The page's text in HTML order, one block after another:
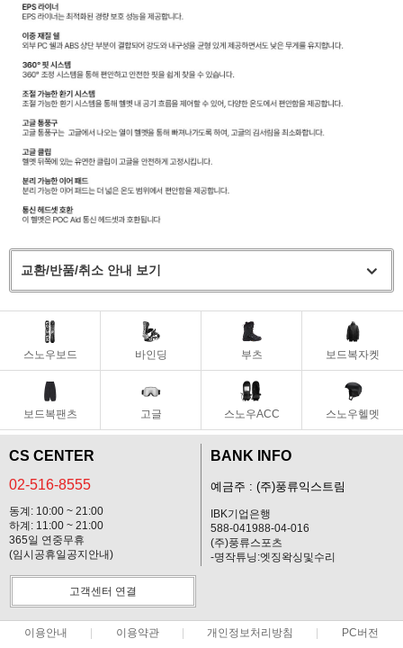
교환/반품/취소 안내 보기
스노우보드 바인딩 부츠 보드복자켓
보드복팬츠 고글 스노우ACC 스노우헬멧
CS CENTER
02-516-8555
동계: 10:00 ~ 21:00
하계: 11:00 ~ 21:00
365일 연중무휴
(임시공휴일공지안내)
BANK INFO
예금주 : (주)풍류익스트림
IBK기업은행
588-041988-04-016
(주)풍류스포츠
-명작튜닝:엣징왁싱및수리
고객센터 연결
이용안내 이용약관 개인정보처리방침 PC버전